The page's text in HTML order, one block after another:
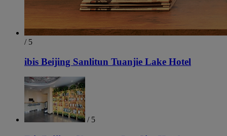
/ 5
ibis Beijing Sanlitun Tuanjie Lake Hotel
/ 5